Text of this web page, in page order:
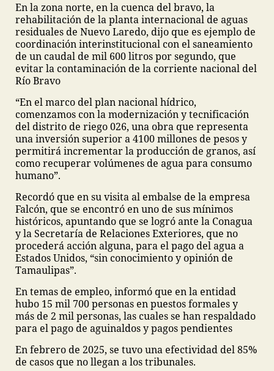
En la zona norte, en la cuenca del bravo, la
rehabilitación de la planta internacional de aguas
residuales de Nuevo Laredo, dijo que es ejemplo de
coordinación interinstitucional con el saneamiento
de un caudal de mil 600 litros por segundo, que
evitar la contaminación de la corriente nacional del
Río Bravo
“En el marco del plan nacional hídrico,
comenzamos con la modernización y tecnificación
del distrito de riego 026, una obra que representa
una inversión superior a 4100 millones de pesos y
permitirá incrementar la producción de granos, así
como recuperar volúmenes de agua para consumo
humano”.
Recordó que en su visita al embalse de la empresa
Falcón, que se encontró en uno de sus mínimos
históricos, apuntando que se logró ante la Conagua
y la Secretaría de Relaciones Exteriores, que no
procederá acción alguna, para el pago del agua a
Estados Unidos, “sin conocimiento y opinión de
Tamaulipas”.
En temas de empleo, informó que en la entidad
hubo 15 mil 700 personas en puestos formales y
más de 2 mil personas, las cuales se han respaldado
para el pago de aguinaldos y pagos pendientes
En febrero de 2025, se tuvo una efectividad del 85%
de casos que no llegan a los tribunales.